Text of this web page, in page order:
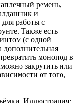
ремень,
и
работы с
Также есть
(с одной
дополнительная
монопод в
закрутить или
от того,
Иллюстрация: